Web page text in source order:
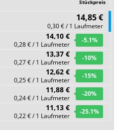
Stückpreis
14,85 €
0,30 € / 1 Laufmeter
14,10 €
0,28 € / 1 Laufmeter
-5.1%
13,37 €
0,27 € / 1 Laufmeter
-10%
12,62 €
0,25 € / 1 Laufmeter
-15%
11,88 €
0,24 € / 1 Laufmeter
-20%
11,13 €
0,22 € / 1 Laufmeter
-25.1%